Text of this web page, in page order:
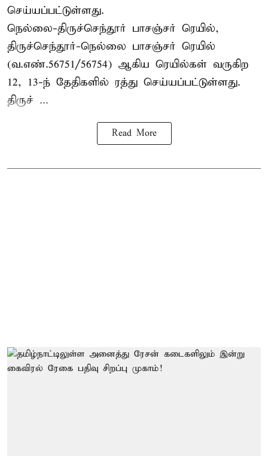
செய்யப்பட்டுள்ளது.
நெல்லை-திருச்செந்தூர் பாசஞ்சர் ரெயில்,
திருச்செந்தூர்-நெல்லை பாசஞ்சர் ரெயில்
(வ.எண்.56751/56754) ஆகிய ரெயில்கள் வருகிற
12, 13-ந் தேதிகளில் ரத்து செய்யப்பட்டுள்ளது.
திருச் ...
Read More